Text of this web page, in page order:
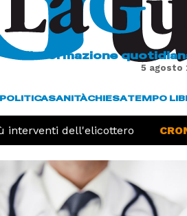
L'informazione
5 agosto
POLITICASANITÀCHIESATEMPO
dell'elicottero